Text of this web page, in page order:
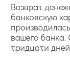
Возврат
банковскую
вашего банка.
тридцати